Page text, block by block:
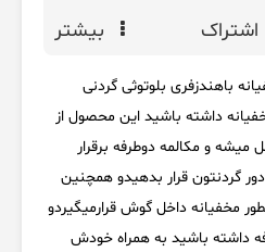
اشتراک بیشتر
باهندزفری بلوتوثی گردنی
داشته باشید این محصول از
و مکالمه دوطرفه برقرار
گردنتون قرار بدهیدو همچنین
مخفیانه داخل گوش قرارمیگیردو
داشته باشید به همراه خودش